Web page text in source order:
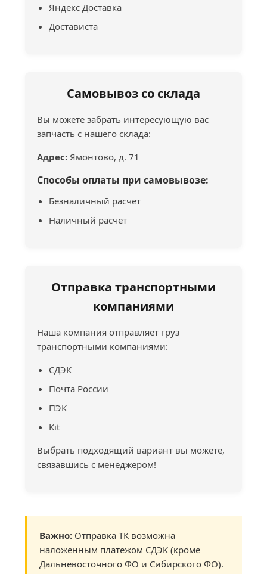
Яндекс Доставка
Достависта
Самовывоз со склада
Вы можете забрать интересующую вас
запчасть с нашего склада:
Адрес: Ямонтово, д. 71
Способы оплаты при самовывозе:
Безналичный расчет
Наличный расчет
Отправка транспортными
компаниями
Наша компания отправляет груз
транспортными компаниями:
СДЭК
Почта России
ПЭК
Kit
Выбрать подходящий вариант вы можете,
связавшись с менеджером!
Важно: Отправка ТК возможна
наложенным платежом СДЭК (кроме
Дальневосточного ФО и Сибирского ФО).